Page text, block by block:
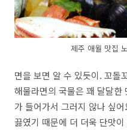
제주 애월 맛집
면을 보면 알 수 있듯이. 꼬돌
해물라면의 국물은 꽤 달달한
가 들어가서 그러지 않나 싶
끓였기 때문에 더 더욱 단맛